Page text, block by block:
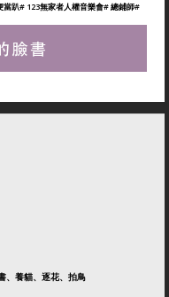
當趴# 123無家者人權音樂會# 總鋪師#
、養貓、逐花、拍鳥